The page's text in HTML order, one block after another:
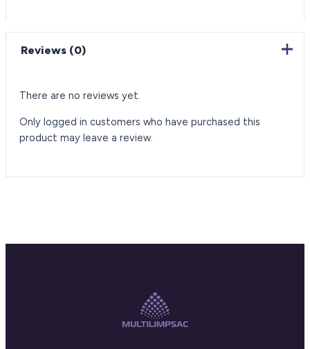
Reviews (0)
There are no reviews yet.
Only logged in customers who have purchased this
product may leave a review.